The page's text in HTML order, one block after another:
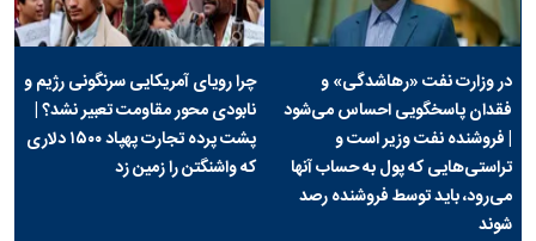
در وزارت نفت «رهاشدگی» و
فقدان پاسخگویی احساس می‌شود
| فروشنده نفت وزیر است و
تراستی‌هایی که پول به حساب آنها
می‌رود، باید توسط فروشنده رصد
شوند
چرا رویای آمریکایی سرنگونی رژیم و
نابودی محور مقاومت تعبیر نشد؟ |
پشت پرده تجارت پهپاد‌ ۱۵۰۰ دلاری
که واشنگتن را زمین زد